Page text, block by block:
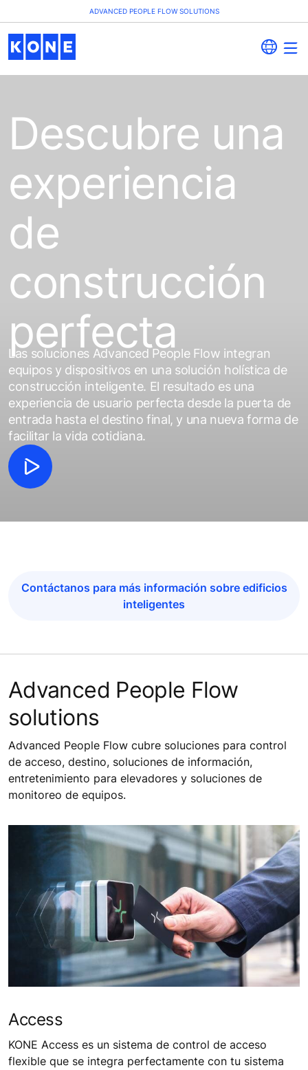
ADVANCED PEOPLE FLOW SOLUTIONS
Descubre una
experiencia
de
construcción
perfecta
Las soluciones Advanced People Flow integran
equipos y dispositivos en una solución holística de
construcción inteligente. El resultado es una
experiencia de usuario perfecta desde la puerta de
entrada hasta el destino final, y una nueva forma de
facilitar la vida cotidiana.
Contáctanos para más información sobre edificios
inteligentes
Advanced People Flow
solutions
Advanced People Flow cubre soluciones para control
de acceso, destino, soluciones de información,
entretenimiento para elevadores y soluciones de
monitoreo de equipos.
Access
KONE Access es un sistema de control de acceso
flexible que se integra perfectamente con tu sistema